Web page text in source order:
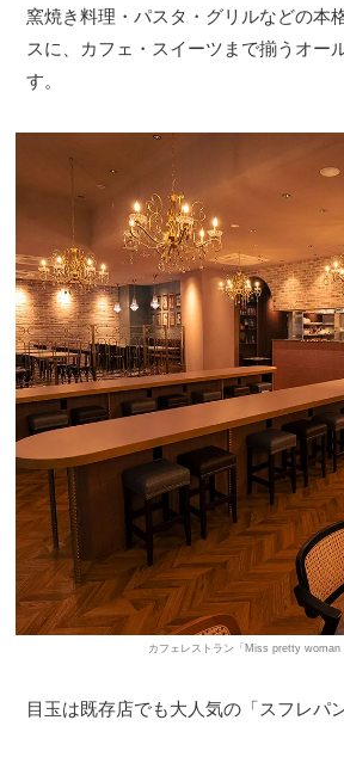
窯焼き料理・パスタ・グリルなどの本
スに、カフェ・スイーツまで揃うオー
す。
カフェレストラン「Miss pretty woman
目玉は既存店でも大人気の「スフレパ